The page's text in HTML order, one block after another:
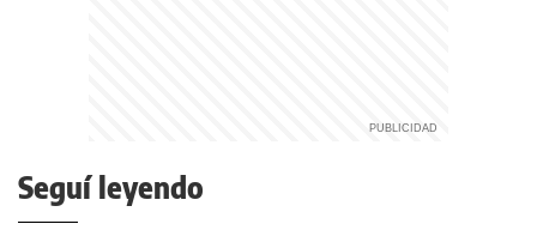
Seguí leyendo